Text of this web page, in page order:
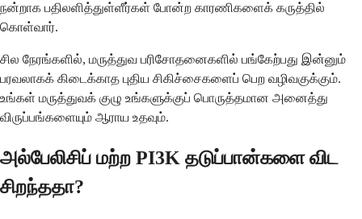
நன்றாக பதிலளித்துள்ளீர்கள் போன்ற காரணிகளைக் கருத்தில்
கொள்வார்.
சில நேரங்களில், மருத்துவ பரிசோதனைகளில் பங்கேற்பது இன்னும்
பரவலாகக் கிடைக்காத புதிய சிகிச்சைகளைப் பெற வழிவகுக்கும்.
உங்கள் மருத்துவக் குழு உங்களுக்குப் பொருத்தமான அனைத்து
விருப்பங்களையும் ஆராய உதவும்.
அல்பேலிசிப் மற்ற PI3K தடுப்பான்களை விட
சிறந்ததா?